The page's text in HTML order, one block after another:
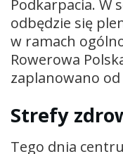
Podkarpacia. W
odbędzie się
w ramach
Rowerowa
zaplanowano od
Strefy
Tego dnia